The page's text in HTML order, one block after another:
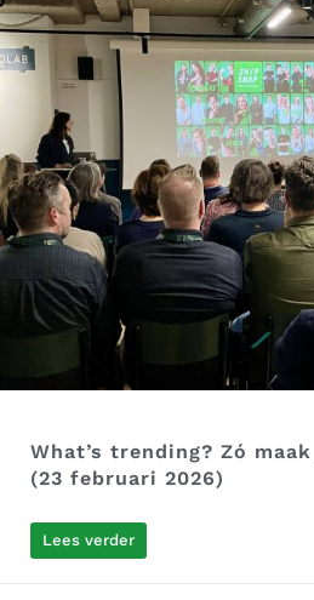
What’s trending? Zó
(23 februari 2026)
Lees verder